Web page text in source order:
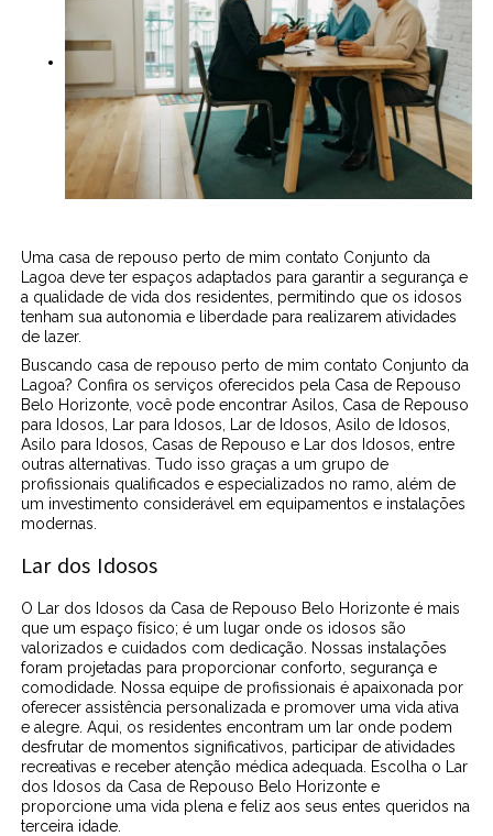
Uma casa de repouso perto de mim contato Conjunto da
Lagoa deve ter espaços adaptados para garantir a segurança e
a qualidade de vida dos residentes, permitindo que os idosos
tenham sua autonomia e liberdade para realizarem atividades
de lazer.
Buscando casa de repouso perto de mim contato Conjunto da
Lagoa? Confira os serviços oferecidos pela Casa de Repouso
Belo Horizonte, você pode encontrar Asilos, Casa de Repouso
para Idosos, Lar para Idosos, Lar de Idosos, Asilo de Idosos,
Asilo para Idosos, Casas de Repouso e Lar dos Idosos, entre
outras alternativas. Tudo isso graças a um grupo de
profissionais qualificados e especializados no ramo, além de
um investimento considerável em equipamentos e instalações
modernas.
Lar dos Idosos
O Lar dos Idosos da Casa de Repouso Belo Horizonte é mais
que um espaço físico; é um lugar onde os idosos são
valorizados e cuidados com dedicação. Nossas instalações
foram projetadas para proporcionar conforto, segurança e
comodidade. Nossa equipe de profissionais é apaixonada por
oferecer assistência personalizada e promover uma vida ativa
e alegre. Aqui, os residentes encontram um lar onde podem
desfrutar de momentos significativos, participar de atividades
recreativas e receber atenção médica adequada. Escolha o Lar
dos Idosos da Casa de Repouso Belo Horizonte e
proporcione uma vida plena e feliz aos seus entes queridos na
terceira idade.